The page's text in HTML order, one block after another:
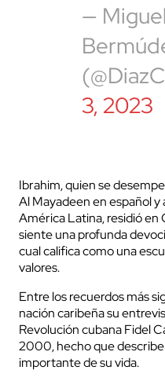
—
3, 2023
Ibrahim, quien se
Al Mayadeen en español
América Latina, residió en
siente una profunda
cual califica como una
valores.
Entre los recuerdos más
nación caribeña su
Revolución cubana Fidel
2000, hecho que
importante de su vida.